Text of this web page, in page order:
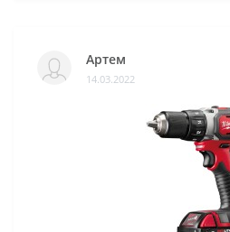
Артем
14.03.2022